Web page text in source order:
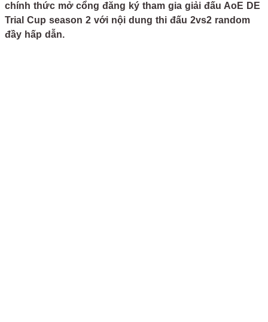
chính thức mở cổng đăng ký tham gia giải đấu AoE DE
Trial Cup season 2 với nội dung thi đấu 2vs2 random
đầy hấp dẫn.